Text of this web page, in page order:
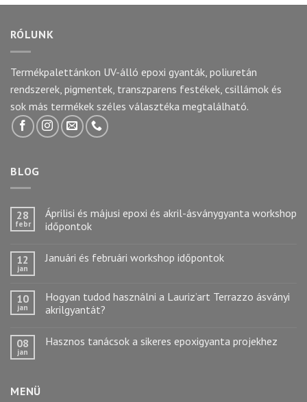
RÓLUNK
Termékpalettánkon UV-álló epoxi gyanták, poliuretán
rendszerek, pigmentek, transzparens festékek, csillámok és
sok más termékek széles választéka megtalálható.
BLOG
28
febr
Áprilisi és májusi epoxi és akril-ásványgyanta workshop
időpontok
12
jan
Januári és februári workshop időpontok
10
jan
Hogyan tudod használni a Lauriz’art Terrazzo ásványi
akrilgyantát?
08
jan
Hasznos tanácsok a sikeres epoxigyanta projekhez
MENÜ